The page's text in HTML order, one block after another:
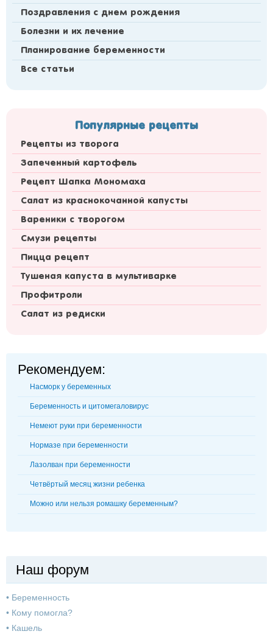
Поздравления с днем рождения
Болезни и их лечение
Планирование беременности
Все статьи
Популярные рецепты
Рецепты из творога
Запеченный картофель
Рецепт Шапка Мономаха
Салат из краснокочанной капусты
Вареники с творогом
Смузи рецепты
Пицца рецепт
Тушеная капуста в мультиварке
Профитроли
Салат из редиски
Рекомендуем:
Насморк у беременных
Беременность и цитомегаловирус
Немеют руки при беременности
Нормазе при беременности
Лазолван при беременности
Четвёртый месяц жизни ребенка
Можно или нельзя ромашку беременным?
Наш форум
• Беременность
• Кому помогла?
• Кашель